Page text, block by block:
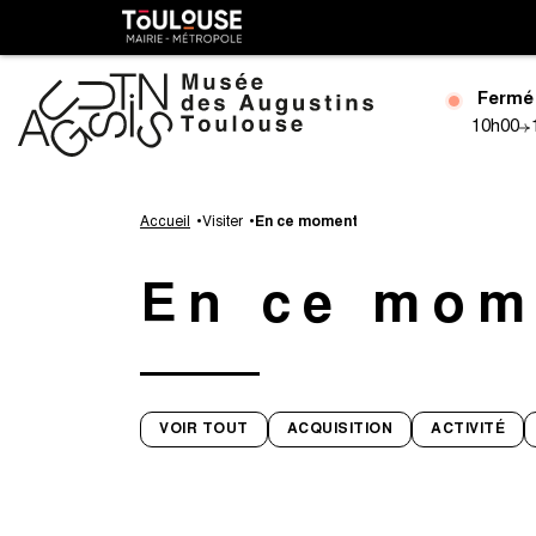
au
Toulouse
métropole
10h00
Accueil Visiter En ce moment
En ce
VOIR TOUT ACQUISITION ACTIVITÉ
Gestion de vos préférences sur les cookies